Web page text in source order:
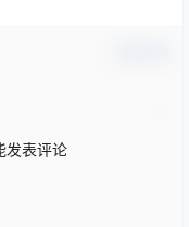
发表评论